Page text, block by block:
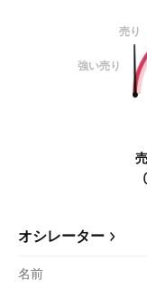
売り
強い売り
オシレーター
名前